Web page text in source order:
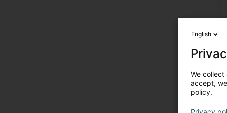
English
We
accept,
policy.